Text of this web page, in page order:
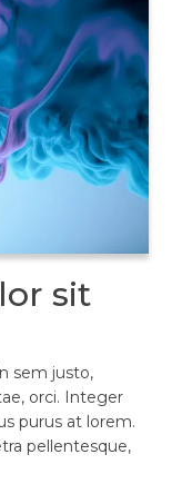
sit
sem justo,
orci. Integer
purus at lorem.
pellentesque,